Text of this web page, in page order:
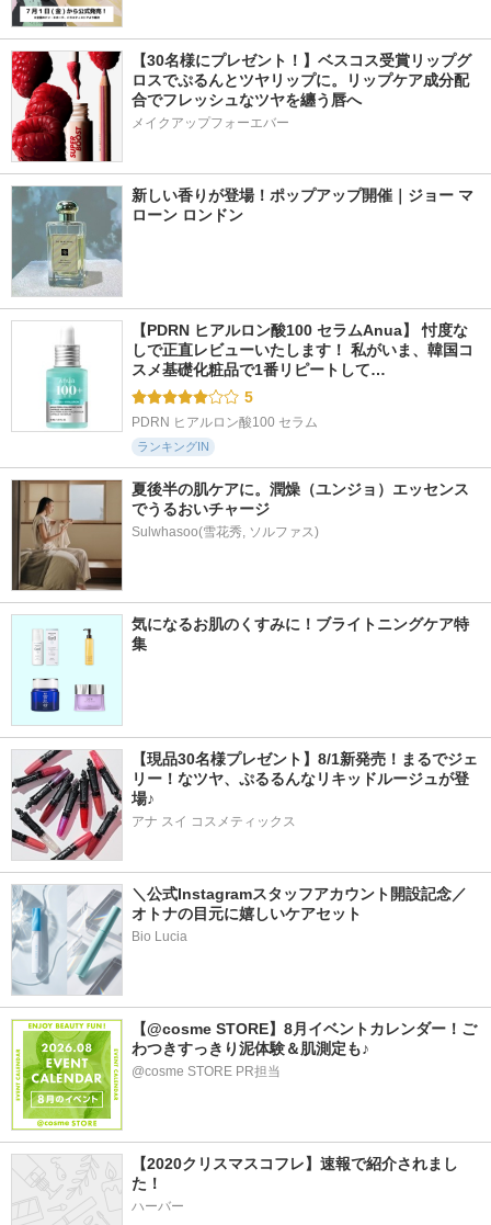
【30名様にプレゼント！】ベスコス受賞リップグ
ロスでぷるんとツヤリップに。リップケア成分配
合でフレッシュなツヤを纏う唇へ
メイクアップフォーエバー
新しい香りが登場！ポップアップ開催｜ジョー マ
ローン ロンドン
【PDRN ヒアルロン酸100 セラムAnua】 忖度な
しで正直レビューいたします！ 私がいま、韓国コ
スメ基礎化粧品で1番リピートして…
5
PDRN ヒアルロン酸100 セラム
ランキングIN
夏後半の肌ケアに。潤燥（ユンジョ）エッセンス
でうるおいチャージ
Sulwhasoo(雪花秀, ソルファス)
気になるお肌のくすみに！ブライトニングケア特
集
【現品30名様プレゼント】8/1新発売！まるでジェ
リー！なツヤ、ぷるるんなリキッドルージュが登
場♪
アナ スイ コスメティックス
＼公式Instagramスタッフアカウント開設記念／
オトナの目元に嬉しいケアセット
Bio Lucia
【@cosme STORE】8月イベントカレンダー！ご
わつきすっきり泥体験＆肌測定も♪
@cosme STORE PR担当
【2020クリスマスコフレ】速報で紹介されまし
た！
ハーバー